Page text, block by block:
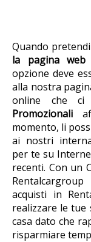
Quando
la pagina web
opzione deve
alla nostra
online che
Promozionali
momento, li
ai nostri
per te su
recenti. Con un
acquisti in
realizzare le tue
casa dato che
risparmiare